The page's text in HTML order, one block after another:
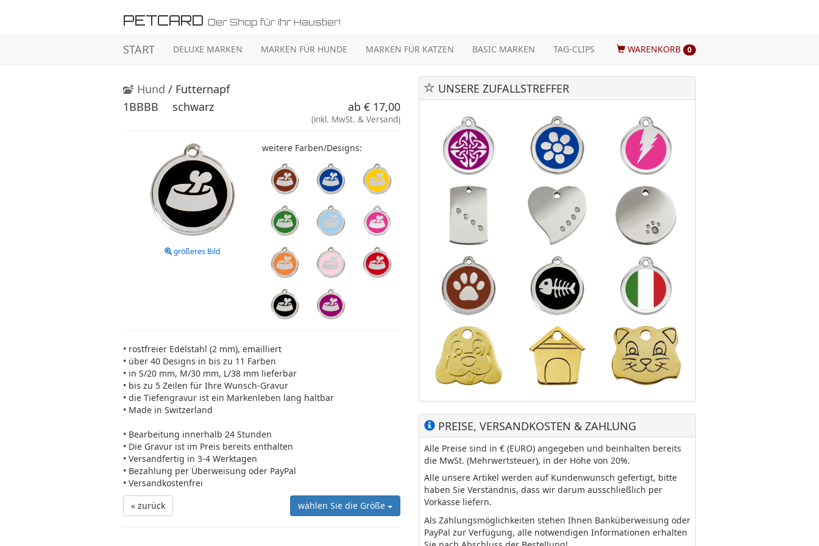
PETCARD Der Shop für Ihr Haustier!
START DELUXE MARKEN MARKEN FÜR HUNDE MARKEN FÜR KATZEN BASIC MARKEN TAG-CLIPS WARENKORB 0
Hund / Futternapf
1BBBB
schwarz ab € 17,00
(inkl. MwSt. & Versand)
größeres Bild
weitere Farben/Designs:
• rostfreier Edelstahl (2 mm), emailliert
• über 40 Designs in bis zu 11 Farben
• in S/20 mm, M/30 mm, L/38 mm lieferbar
• bis zu 5 Zeilen für Ihre Wunsch-Gravur
• die Tiefengravur ist ein Markenleben lang haltbar
• Made in Switzerland
• Bearbeitung innerhalb 24 Stunden
• Die Gravur ist im Preis bereits enthalten
• Versandfertig in 3-4 Werktagen
• Bezahlung per Überweisung oder PayPal
• Versandkostenfrei
« zurück
wählen Sie die Größe
UNSERE ZUFALLSTREFFER
PREISE, VERSANDKOSTEN & ZAHLUNG
Alle Preise sind in € (EURO) angegeben und beinhalten bereits
die MwSt. (Mehrwertsteuer), in der Höhe von 20%.
Alle unsere Artikel werden auf Kundenwunsch gefertigt, bitte
haben Sie Verständnis, dass wir darum ausschließlich per
Vorkasse liefern.
Als Zahlungsmöglichkeiten stehen Ihnen Banküberweisung oder
PayPal zur Verfügung, alle notwendigen Informationen erhalten